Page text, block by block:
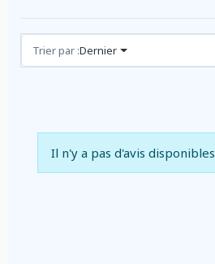
Avis (0)
Trier par :Dernier
Il n'y a pas d'avis disponibles